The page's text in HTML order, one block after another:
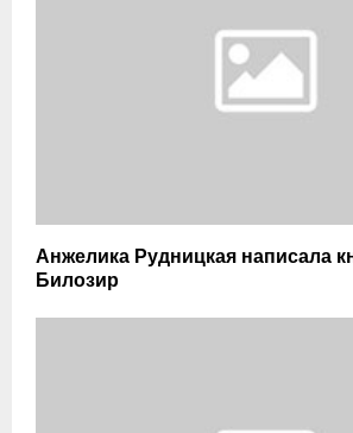
Анжелика Рудницкая написала
Билозир